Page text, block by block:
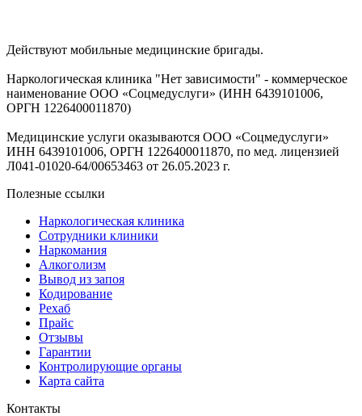
Действуют мобильные медицинские бригады.
Наркологическая клиника "Нет зависимости" - коммерческое
наименование ООО «Соцмедуслуги» (ИНН 6439101006,
ОРГН 1226400011870)
Медицинские услуги оказываются ООО «Соцмедуслуги»
ИНН 6439101006, ОРГН 1226400011870, по мед. лицензией
Л041-01020-64/00653463 от 26.05.2023 г.
Полезные ссылки
Наркологическая клиника
Сотрудники клиники
Наркомания
Алкоголизм
Вывод из запоя
Кодирование
Рехаб
Прайс
Отзывы
Гарантии
Контролирующие органы
Карта сайта
Контакты